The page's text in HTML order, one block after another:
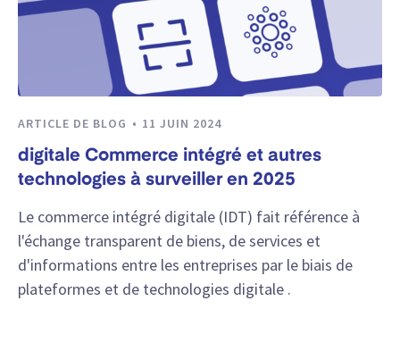
ARTICLE DE BLOG 11 JUIN 2024
digitale Commerce intégré et autres
technologies à surveiller en 2025
Le commerce intégré digitale (IDT) fait référence à
l'échange transparent de biens, de services et
d'informations entre les entreprises par le biais de
plateformes et de technologies digitale .